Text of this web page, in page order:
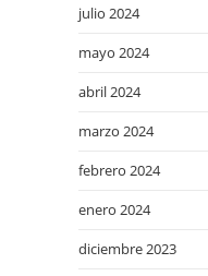
julio 2024
mayo 2024
abril 2024
marzo 2024
febrero 2024
enero 2024
diciembre 2023